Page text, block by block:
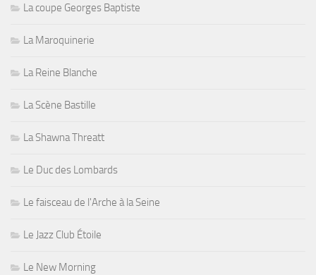
La coupe Georges Baptiste
La Maroquinerie
La Reine Blanche
La Scène Bastille
La Shawna Threatt
Le Duc des Lombards
Le faisceau de l'Arche à la Seine
Le Jazz Club Étoile
Le New Morning